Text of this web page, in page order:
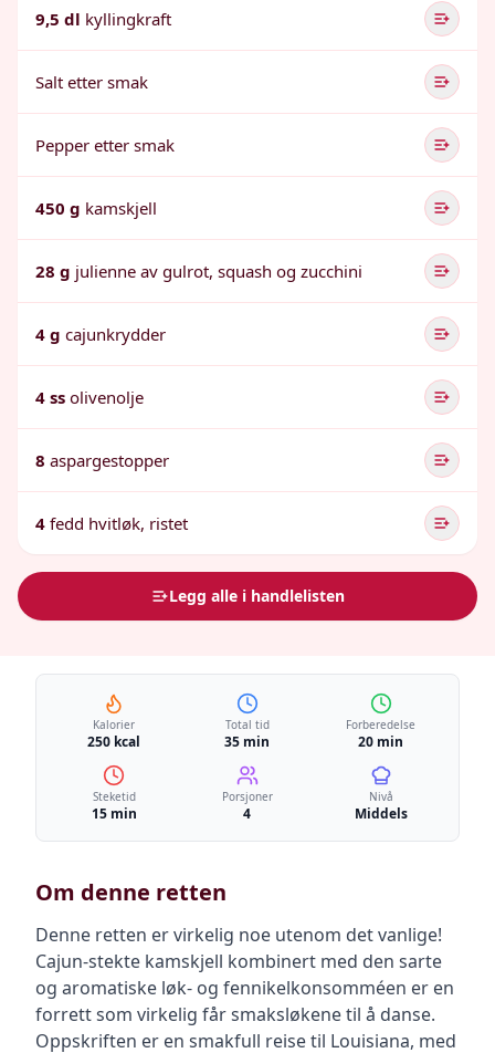
9,5 dl kyllingkraft
Salt etter smak
Pepper etter smak
450 g kamskjell
28 g julienne av gulrot, squash og zucchini
4 g cajunkrydder
4 ss olivenolje
8 aspargestopper
4 fedd hvitløk, ristet
Legg alle i handlelisten
Kalorier
250 kcal
Total tid
35 min
Forberedelse
20 min
Steketid
15 min
Porsjoner
4
Nivå
Middels
Om denne retten
Denne retten er virkelig noe utenom det vanlige!
Cajun-stekte kamskjell kombinert med den sarte
og aromatiske løk- og fennikelkonsomméen er en
forrett som virkelig får smaksløkene til å danse.
Oppskriften er en smakfull reise til Louisiana, med